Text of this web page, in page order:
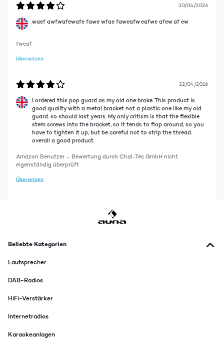
30/04/2026
waef awfwafewafe fawe wfae faweafw eafwe afew af ew
fweaf
Übersetzen
22/04/2016
I ordered this pop guard as my old one broke. This product is
good quality with a metal bracket not a plastic one like my old
guard. so should last years. My only critism is that the flexible
stem screws into the bracket, so it tends to flop around, so you
have to tighten it up, but be careful not to strip the thread.
overall a good product.
Amazon Benutzer – Bewertung durch Chal-Tec GmbH nicht
eigenständig überprüft
Übersetzen
Beliebte Kategorien
Lautsprecher
DAB-Radios
HiFi-Verstärker
Internetradios
Karaokeanlagen